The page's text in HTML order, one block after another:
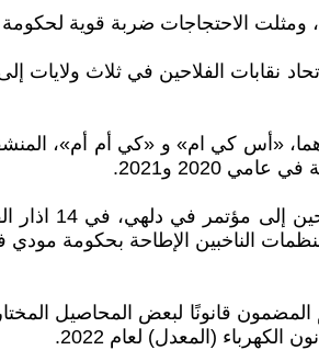
ومثلت الاحتجاجات ضربة قوية
«أس كي ام» و «كي أم أم»،
2020 و2021.
الناخبين الإطاحة بحكومة مودي
قانونًا لبعض المحاصيل
(المعدل) لعام 2022.